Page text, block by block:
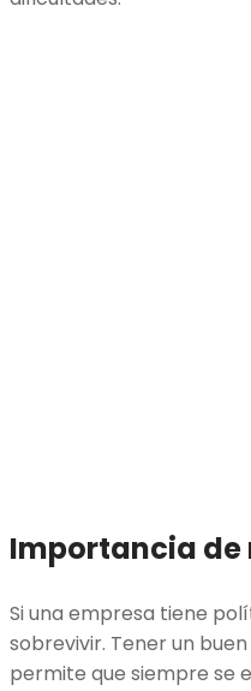
Importancia
Si una empresa tiene
sobrevivir. Tener un
permite que siempre se